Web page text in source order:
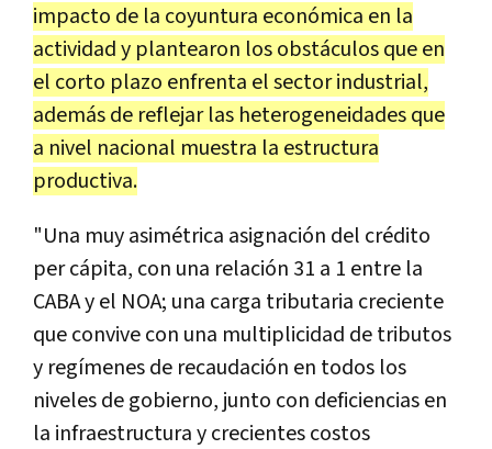
impacto de la coyuntura económica en la
actividad y plantearon los obstáculos que en
el corto plazo enfrenta el sector industrial,
además de reflejar las heterogeneidades que
a nivel nacional muestra la estructura
productiva.
"Una muy asimétrica asignación del crédito
per cápita, con una relación 31 a 1 entre la
CABA y el NOA; una carga tributaria creciente
que convive con una multiplicidad de tributos
y regímenes de recaudación en todos los
niveles de gobierno, junto con deficiencias en
la infraestructura y crecientes costos